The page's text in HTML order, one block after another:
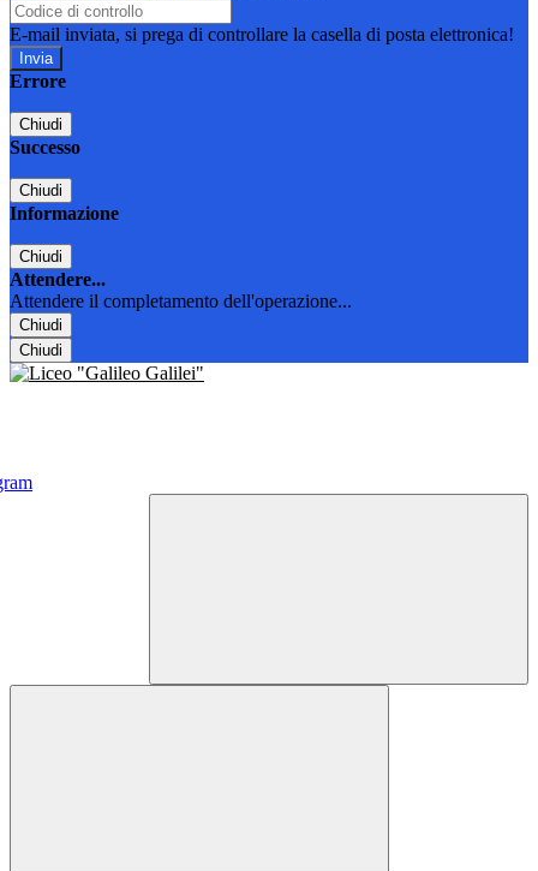
E-mail inviata, si prega di controllare la casella di posta elettronica!
Errore
Chiudi
Successo
Chiudi
Informazione
Chiudi
Attendere...
Attendere il completamento dell'operazione...
Chiudi
Chiudi